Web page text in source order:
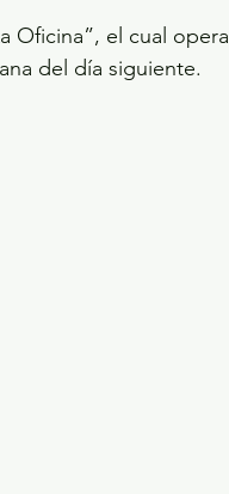
Oficina”, el cual opera
del día siguiente.